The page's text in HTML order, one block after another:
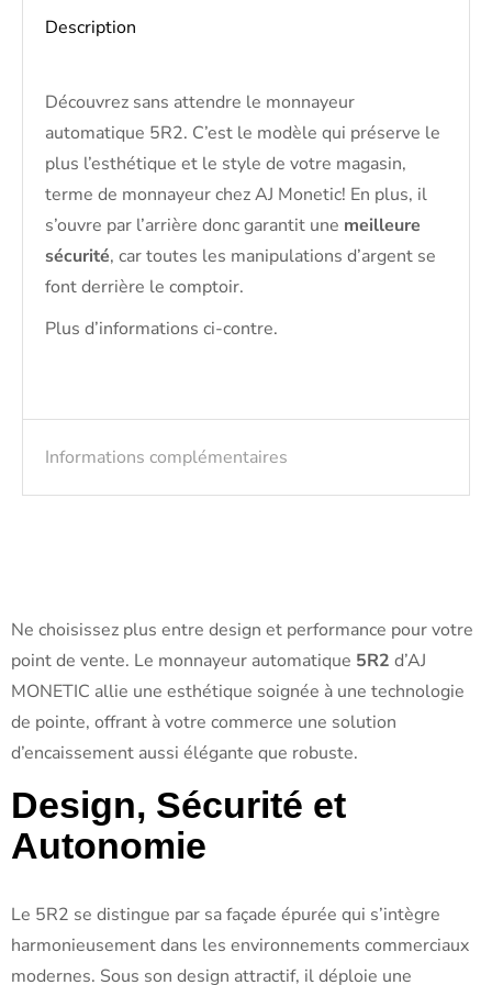
Description
Découvrez sans attendre le monnayeur
automatique 5R2. C’est le modèle qui préserve le
plus l’esthétique et le style de votre magasin,
terme de monnayeur chez AJ Monetic! En plus, il
s’ouvre par l’arrière donc garantit une meilleure
sécurité, car toutes les manipulations d’argent se
font derrière le comptoir.
Plus d’informations ci-contre.
Informations complémentaires
Ne choisissez plus entre design et performance pour votre
point de vente. Le monnayeur automatique 5R2 d’AJ
MONETIC allie une esthétique soignée à une technologie
de pointe, offrant à votre commerce une solution
d’encaissement aussi élégante que robuste.
Design, Sécurité et
Autonomie
Le 5R2 se distingue par sa façade épurée qui s’intègre
harmonieusement dans les environnements commerciaux
modernes. Sous son design attractif, il déploie une